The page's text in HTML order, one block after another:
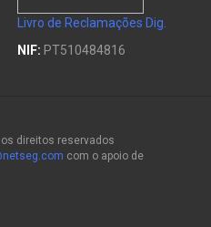
Livro de Reclamações Dig.
NIF: PT510484816
direitos reservados
com o apoio de